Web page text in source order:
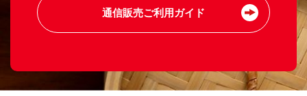
通信販売ご利用ガイド